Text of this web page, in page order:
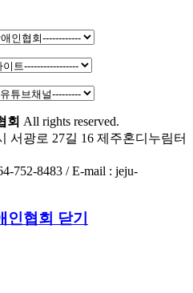
회 All rights reserved.
서광로 27길 16 제주혼디누림터
752-8483 / E-mail : jeju-
인협회 닫기